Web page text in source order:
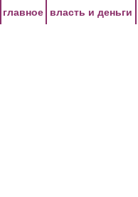
главное власть и деньги